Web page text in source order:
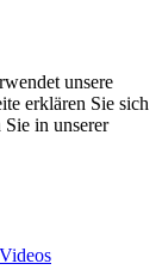
unsere
erklären Sie sich
in unserer
Videos